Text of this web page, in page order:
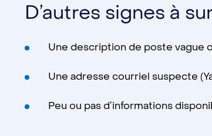
D’autres signes à
Une description de poste vague
Une adresse courriel suspecte
Peu ou pas d’informations